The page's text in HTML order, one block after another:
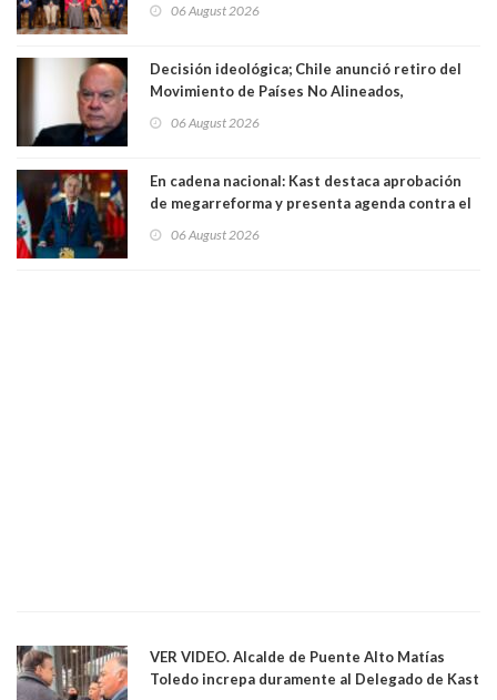
06 August 2026
Decisión ideológica; Chile anunció retiro del
Movimiento de Países No Alineados,
1971. Excanciller Insulza lamentó decisión
06 August 2026
En cadena nacional: Kast destaca aprobación
de megarreforma y presenta agenda contra el
06 August 2026
VER VIDEO. Alcalde de Puente Alto Matías
Toledo increpa duramente al Delegado de Kast